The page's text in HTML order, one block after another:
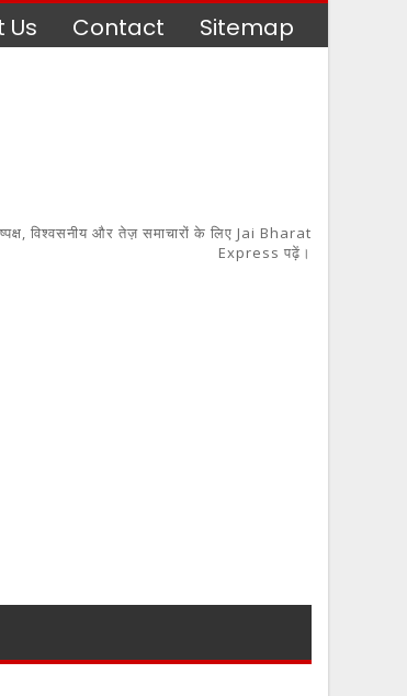
Us Contact Sitemap
विश्वसनीय और तेज़ समाचारों के लिए Jai Bharat
Express पढ़ें।